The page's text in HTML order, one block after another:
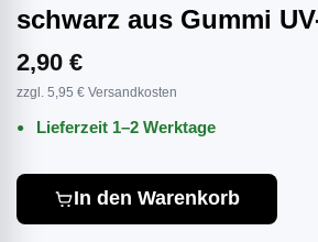
schwarz aus Gummi
2,90 €
zzgl. 5,95 € Versandkosten
Lieferzeit 1–2 Werktage
In den Warenkorb